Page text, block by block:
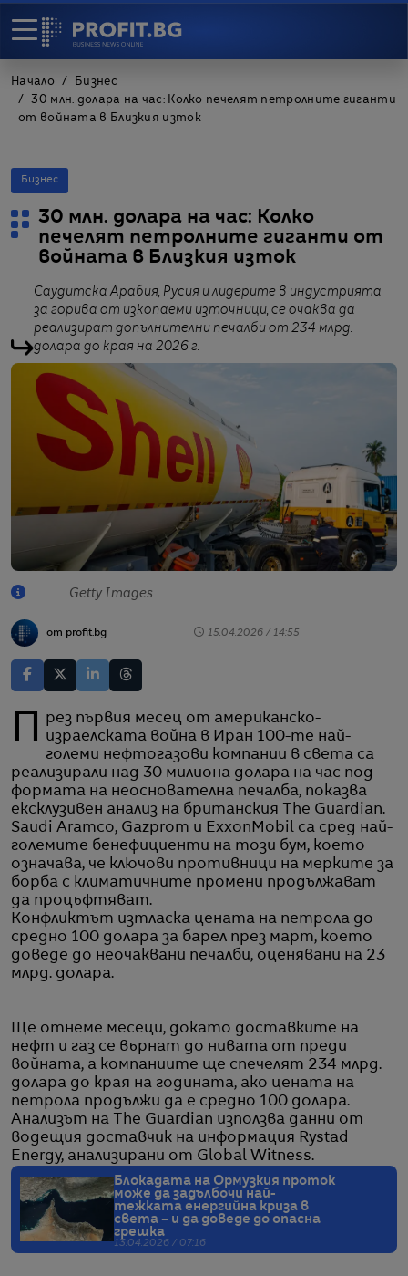
Начало
Бизнес
30 млн. долара на час: Колко печелят петролните гиганти
от войната в Близкия изток
Бизнес
30 млн. долара на час: Колко
печелят петролните гиганти от
войната в Близкия изток
Саудитска Арабия, Русия и лидерите в индустрията
за горива от изкопаеми източници, се очаква да
реализират допълнителни печалби от 234 млрд.
долара до края на 2026 г.
Getty Images
от profit.bg 15.04.2026 / 14:55
През първия месец от американско-
израелската война в Иран 100-те най-
големи нефтогазови компании в света са
реализирали над 30 милиона долара на час под
формата на неоснователна печалба, показва
ексклузивен анализ на британския The Guardian.
Saudi Aramco, Gazprom и ExxonMobil са сред най-
големите бенефициенти на този бум, което
означава, че ключови противници на мерките за
борба с климатичните промени продължават
да процъфтяват.
Конфликтът изтласка цената на петрола до
средно 100 долара за барел през март, което
доведе до неочаквани печалби, оценявани на 23
млрд. долара.
Ще отнеме месеци, докато доставките на
нефт и газ се върнат до нивата от преди
войната, а компаниите ще спечелят 234 млрд.
долара до края на годината, ако цената на
петрола продължи да е средно 100 долара.
Анализът на The Guardian използва данни от
водещия доставчик на информация Rystad
Energy, анализирани от Global Witness.
Блокадата на Ормузкия проток
може да задълбочи най-
тежката енергийна криза в
света – и да доведе до опасна
грешка
13.04.2026 / 07:16